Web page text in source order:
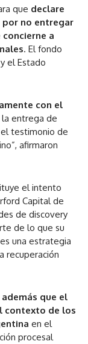
que declare
por no entregar
a
. El fondo
el Estado
con el
entrega de
el testimonio de
afirmaron
el intento
Capital de
de discovery
de lo que su
una estrategia
recuperación
que el
contexto de los
en el
procesal